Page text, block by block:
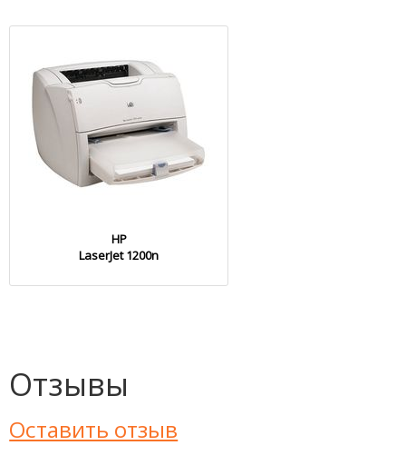
HP
LaserJet 1200n
Отзывы
Оставить отзыв